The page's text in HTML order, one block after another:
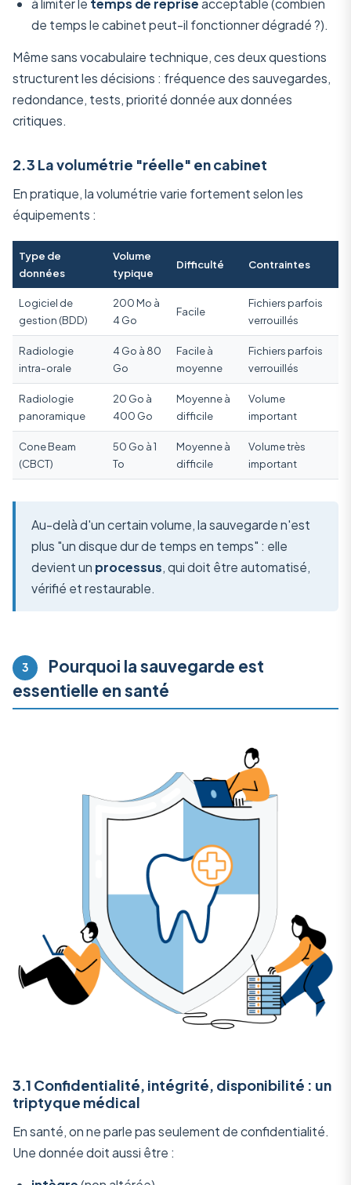
à limiter le temps de repriseacceptable (combien
de temps le cabinet peut-il fonctionner dégradé ?).
Même sans vocabulaire technique, ces deux questions
structurent les décisions : fréquence des sauvegardes,
redondance, tests, priorité donnée aux données
critiques.
2.3 La volumétrie "réelle" en cabinet
En pratique, la volumétrie varie fortement selon les
équipements :
Type de
données
Volume
typique
Difficulté Contraintes
Logiciel de
gestion (BDD)
200 Mo à
4 Go
Facile
Fichiers parfois
verrouillés
Radiologie
intra-orale
4 Go à 80
Go
Facile à
moyenne
Fichiers parfois
verrouillés
Radiologie
panoramique
20 Go à
400 Go
Moyenne à
difficile
Volume
important
Cone Beam
(CBCT)
50 Go à 1
To
Moyenne à
difficile
Volume très
important
Au-delà d'un certain volume, la sauvegarde n'est
plus "un disque dur de temps en temps" : elle
devient un processus, qui doit être automatisé,
vérifié et restaurable.
3
Pourquoi la sauvegarde est
essentielle en santé
3.1 Confidentialité, intégrité, disponibilité : un
triptyque médical
En santé, on ne parle pas seulement de confidentialité.
Une donnée doit aussi être :